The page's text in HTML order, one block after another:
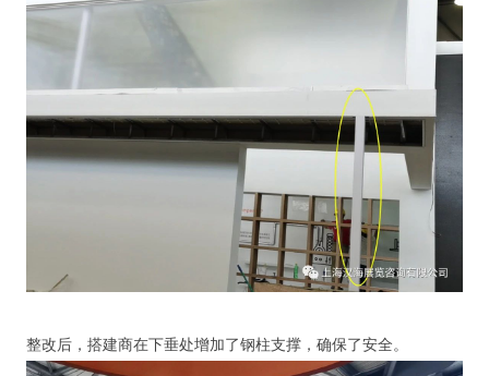
整改后，搭建商在下垂处增加了钢柱支撑，确保了安全。